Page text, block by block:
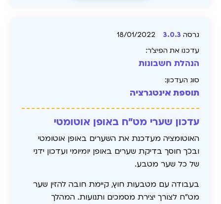
גרסה 3.0.3
18/01/2022
עדכנו את הפיצ׳ר:
הנהלת חשבונות
סוג העדכון:
תוספת אינטגרציה
עדכון שערי מט"ח באופן אוטומטי
האוטומציה מעדכנת את השערים באופן אוטומטי
ובכך חוסך בדיקת שערים באופן יומיומי ועדכון ידני
של כל שער מטבע.
בעבודה עם מטבעות חוץ, קיימת חובה להזין שער
מט"ח לצורך יצירת מסמכים ותנועות. המהלך